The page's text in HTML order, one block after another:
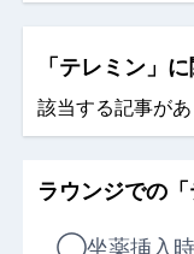
「テレミン」
該当する記事が
ラウンジでの
◯坐薬挿入